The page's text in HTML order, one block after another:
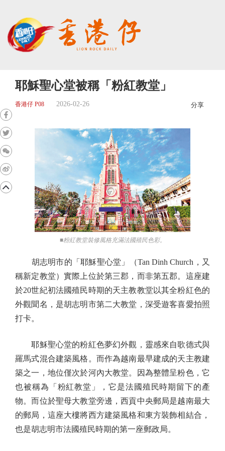
耶穌聖心堂被稱「粉紅教堂」
香港仔 P08 2026-02-26 分享
■粉紅教堂裝修風格充滿法國殖民色彩。
胡志明市的「耶穌聖心堂」（Tan Dinh Church，又
稱新定教堂）實際上位於第三郡，而非第五郡。這座建
於20世紀初法國殖民時期的天主教教堂以其全粉紅色的
外觀聞名，是胡志明市第二大教堂，深受遊客喜愛拍照
打卡。
耶穌聖心堂的粉紅色夢幻外觀，靈感來自歌德式與
羅馬式混合建築風格。而作為越南最早建成的天主教建
築之一，地位僅次於河內大教堂。因為整體呈粉色，它
也被稱為「粉紅教堂」，它是法國殖民時期留下的產
物。而位於聖母大教堂旁邊，西貢中央郵局是越南最大
的郵局，這座大樓將西方建築風格和東方裝飾相結合，
也是胡志明市法國殖民時期的第一座郵政局。